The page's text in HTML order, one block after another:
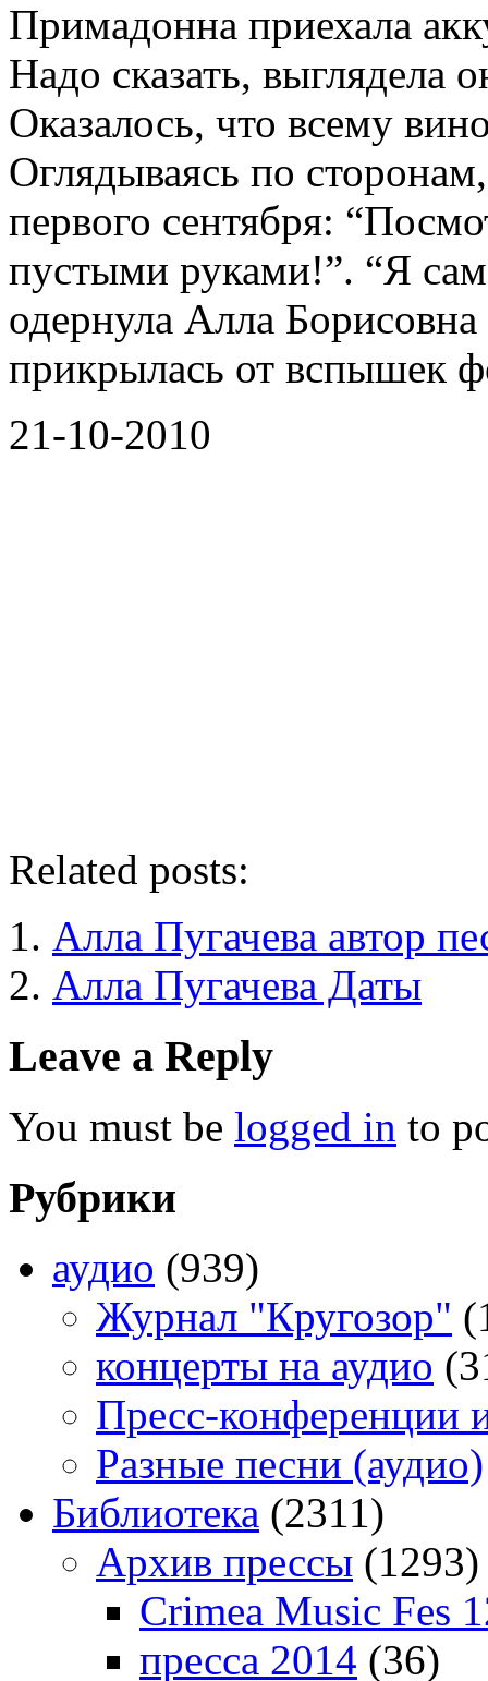
Примадонна приехала
Надо сказать, выглядела
Оказалось, что всему
Оглядываясь по
первого сентября:
пустыми руками!”. “Я
одернула Алла
прикрылась от вспышек
21-10-2010
Related posts:
Алла Пугачева автор
Алла Пугачева Даты
Leave a Reply
You must be logged in to
Рубрики
аудио (939)
Журнал "Кругозор"
концерты на аудио
Пресс-конференции
Разные песни (аудио)
Библиотека (2311)
Архив прессы (1293)
Crimea Music Fes
пресса 2014 (36)